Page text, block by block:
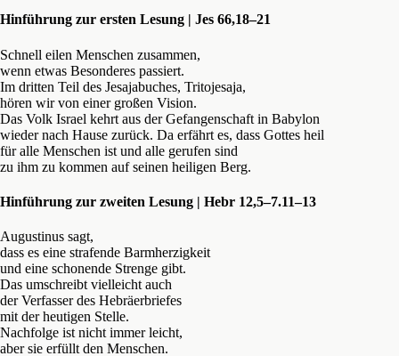
Hinführung zur ersten Lesung | Jes 66,18–21
Schnell eilen Menschen zusammen,
wenn etwas Besonderes passiert.
Im dritten Teil des Jesajabuches, Tritojesaja,
hören wir von einer großen Vision.
Das Volk Israel kehrt aus der Gefangenschaft in Babylon
wieder nach Hause zurück. Da erfährt es, dass Gottes heil
für alle Menschen ist und alle gerufen sind
zu ihm zu kommen auf seinen heiligen Berg.
Hinführung zur zweiten Lesung | Hebr 12,5–7.11–13
Augustinus sagt,
dass es eine strafende Barmherzigkeit
und eine schonende Strenge gibt.
Das umschreibt vielleicht auch
der Verfasser des Hebräerbriefes
mit der heutigen Stelle.
Nachfolge ist nicht immer leicht,
aber sie erfüllt den Menschen.